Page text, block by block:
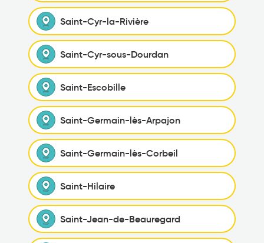
Saint-Cyr-la-Rivière
Saint-Cyr-sous-Dourdan
Saint-Escobille
Saint-Germain-lès-Arpajon
Saint-Germain-lès-Corbeil
Saint-Hilaire
Saint-Jean-de-Beauregard